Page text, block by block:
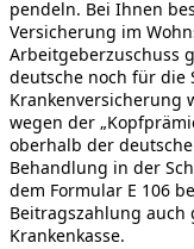
pendeln. Bei Ihnen
Versicherung im
Arbeitgeberzuschuss
deutsche noch für die
Krankenversicherung
wegen der
oberhalb der
Behandlung in der
dem Formular E 106
Beitragszahlung
Krankenkasse.